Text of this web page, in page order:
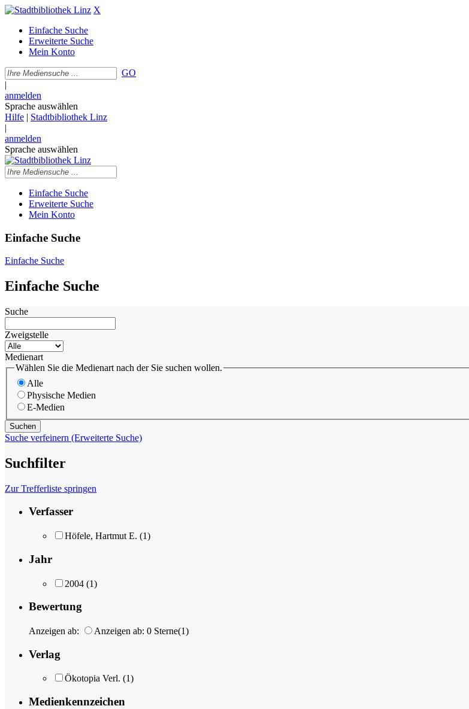
X
Einfache Suche
Erweiterte Suche
Mein Konto
GO
|
anmelden
Sprache auswählen
Hilfe | Stadtbibliothek Linz
|
anmelden
Sprache auswählen
Einfache Suche
Erweiterte Suche
Mein Konto
Einfache Suche
Einfache Suche
Einfache Suche
Suche
Zweigstelle
Medienart
Wählen Sie die Medienart nach der Sie suchen wollen.
Alle
Physische Medien
E-Medien
Suche verfeinern (Erweiterte Suche)
Suchfilter
Zur Trefferliste springen
Verfasser
Höfele, Hartmut E. (1)
Jahr
2004 (1)
Bewertung
Anzeigen ab: Anzeigen ab: 0 Sterne(1)
Verlag
Ökotopia Verl. (1)
Medienkennzeichen